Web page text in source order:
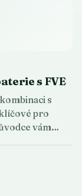
s FVE
s
pro
vám…